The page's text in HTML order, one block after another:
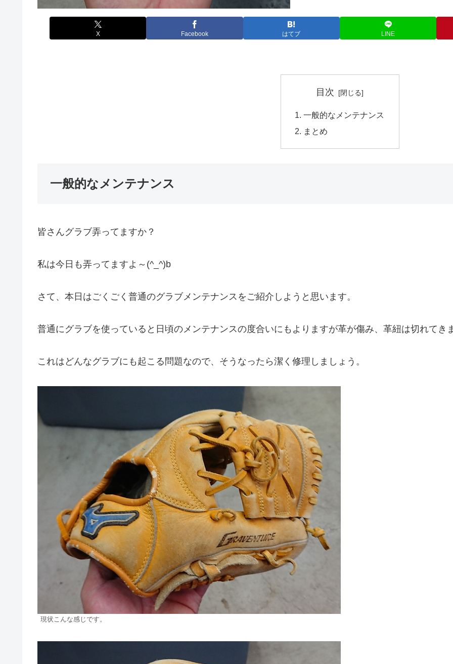
X Facebook はてブ LINE
目次
一般的なメンテナンス
まとめ
一般的なメンテナンス
皆さんグラブ弄ってますか？
私は今日も弄ってますよ～(^_^)b
さて、本日はごくごく普通のグラブメンテナンスをご紹介しようと思います。
普通にグラブを使っていると日頃のメンテナンスの度合いにもよりますが革が傷み、革紐は切れてき
これはどんなグラブにも起こる問題なので、そうなったら潔く修理しましょう。
現状こんな感じです。